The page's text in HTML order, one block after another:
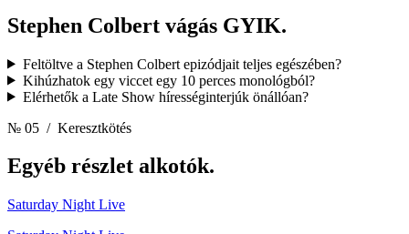
Stephen Colbert vágás GYIK.
Feltöltve a Stephen Colbert epizódjait teljes egészében?
Kihúzhatok egy viccet egy 10 perces monológból?
Elérhetők a Late Show hírességinterjúk önállóan?
№ 05 / Keresztkötés
Egyéb részlet alkotók.
Saturday Night Live